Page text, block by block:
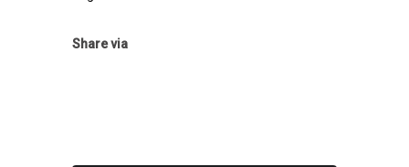
Share via